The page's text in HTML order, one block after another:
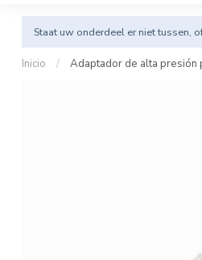
Staat uw onderdeel er niet tussen,
Inicio / Adaptador de alta presión